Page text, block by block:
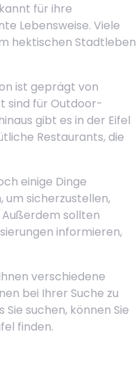
für ihre
Lebensweise. Viele
hektischen Stadtleben
ist geprägt von
sind für Outdoor-
gibt es in der Eifel
Restaurants, die
einige Dinge
um sicherzustellen,
sollten
informieren,
verschiedene
bei Ihrer Suche zu
suchen, können Sie
finden.